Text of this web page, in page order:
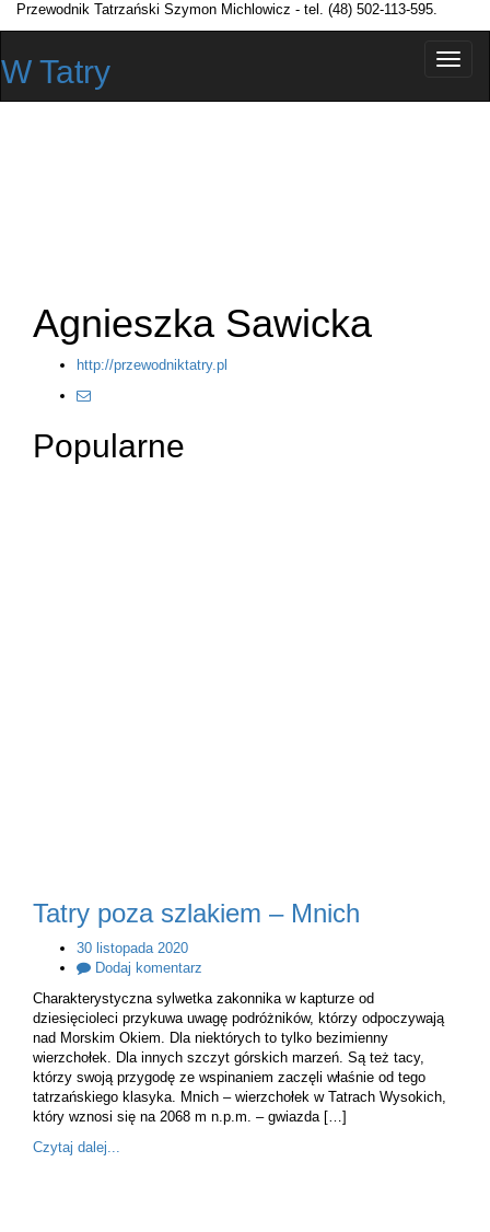
Przewodnik Tatrzański Szymon Michlowicz - tel. (48) 502-113-595.
W Tatry
Agnieszka Sawicka
http://przewodniktatry.pl
Popularne
Tatry poza szlakiem – Mnich
30 listopada 2020
Dodaj komentarz
Charakterystyczna sylwetka zakonnika w kapturze od
dziesięcioleci przykuwa uwagę podróżników, którzy odpoczywają
nad Morskim Okiem. Dla niektórych to tylko bezimienny
wierzchołek. Dla innych szczyt górskich marzeń. Są też tacy,
którzy swoją przygodę ze wspinaniem zaczęli właśnie od tego
tatrzańskiego klasyka. Mnich – wierzchołek w Tatrach Wysokich,
który wznosi się na 2068 m n.p.m. – gwiazda […]
Czytaj dalej...